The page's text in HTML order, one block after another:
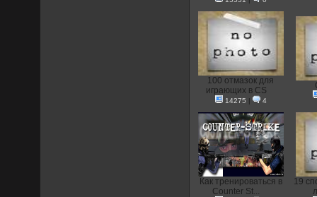
100 отмазок для
играющих в CS
14275 | 4
Как тренироваться в
Counter St...
19